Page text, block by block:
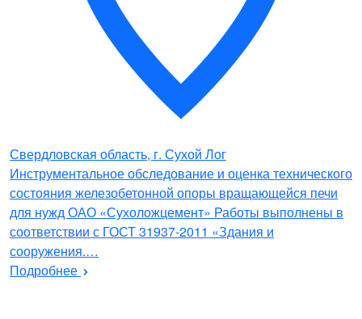
Свердловская область, г. Сухой Лог
Инструментальное обследование и оценка технического
состояния железобетонной опоры вращающейся печи
для нужд ОАО «Сухоложцемент» Работы выполнены в
соответствии с ГОСТ 31937-2011 «Здания и
сооружения.…
Подробнее